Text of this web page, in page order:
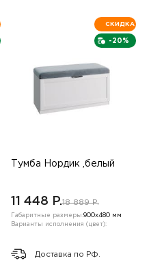
-20%
СКИДКА
Тумба Нордик ,белый
11 448 P.18 889 P.
Габаритные размеры:900х480 мм
Варианты исполнения (цвет):
Доставка по РФ.